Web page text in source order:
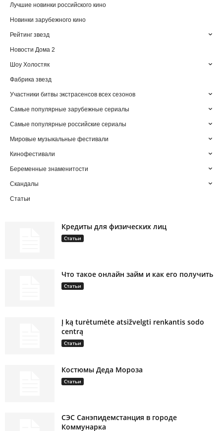
Лучшие новинки российского кино
Новинки зарубежного кино
Рейтинг звезд
Новости Дома 2
Шоу Холостяк
Фабрика звезд
Участники битвы экстрасенсов всех сезонов
Самые популярные зарубежные сериалы
Самые популярные российские сериалы
Мировые музыкальные фестивали
Кинофестивали
Беременные знаменитости
Скандалы
Статьи
Кредиты для физических лиц
Статьи
Что такое онлайн займ и как его получить
Статьи
Į ką turėtumėte atsižvelgti renkantis sodo
centrą
Статьи
Костюмы Деда Мороза
Статьи
СЭС Санэпидемстанция в городе
Коммунарка